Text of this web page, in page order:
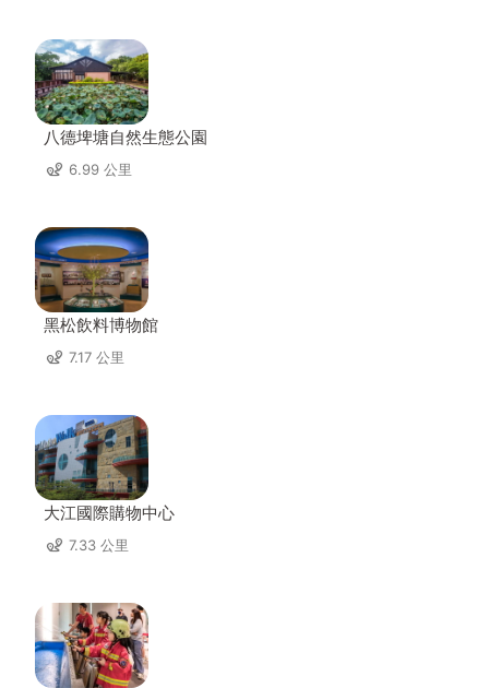
八德埤塘自然生態公園
6.99 公里
黑松飲料博物館
7.17 公里
大江國際購物中心
7.33 公里